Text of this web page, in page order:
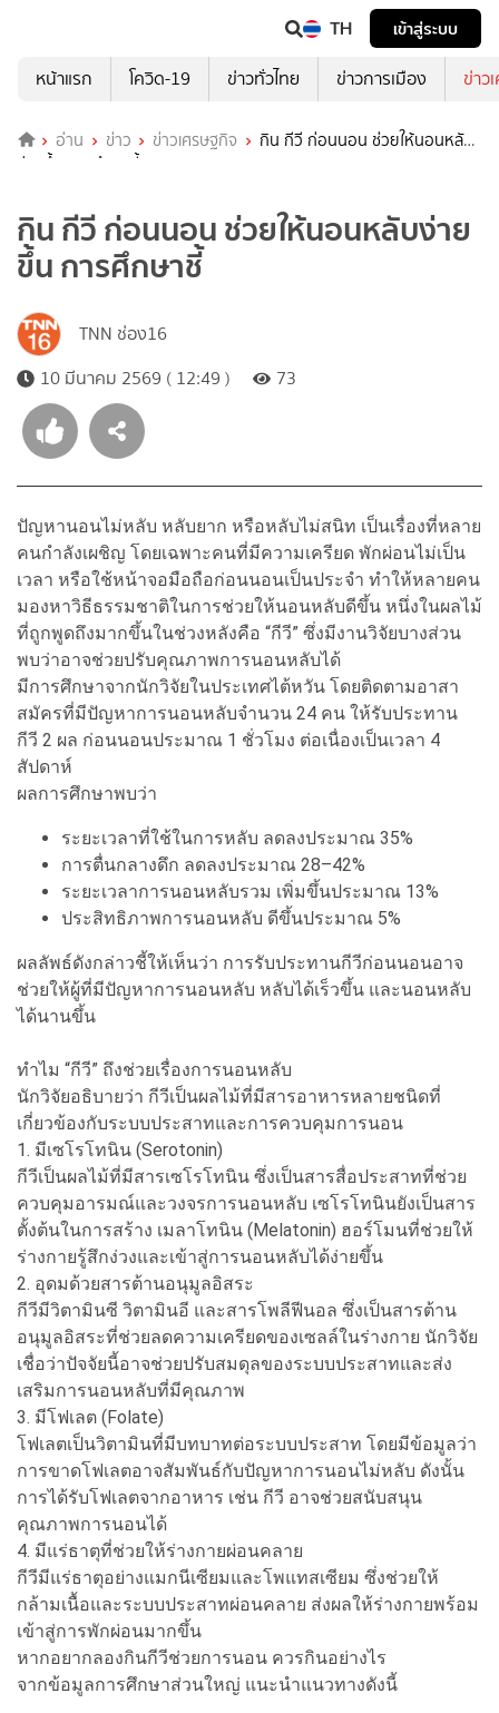
TH
เข้าสู่ระบบ
หน้าแรก
โควิด-19 ข่าวทั่วไทย ข่าวการเมือง ข่าว
อ่าน ข่าว ข่าวเศรษฐกิจ
กิน กีวี ก่อนนอน ช่วยให้นอนหลับ
ง่ายขึ้น การศึกษาชี้
กิน กีวี ก่อนนอน ช่วยให้นอนหลับง่าย
ขึ้น การศึกษาชี้
TNN ช่อง16
10 มีนาคม 2569 ( 12:49 )
73
ปัญหานอนไม่หลับ หลับยาก หรือหลับไม่สนิท เป็นเรื่องที่หลาย
คนกำลังเผชิญ โดยเฉพาะคนที่มีความเครียด พักผ่อนไม่เป็น
เวลา หรือใช้หน้าจอมือถือก่อนนอนเป็นประจำ ทำให้หลายคน
มองหาวิธีธรรมชาติในการช่วยให้นอนหลับดีขึ้น หนึ่งในผลไม้
ที่ถูกพูดถึงมากขึ้นในช่วงหลังคือ “กีวี” ซึ่งมีงานวิจัยบางส่วน
พบว่าอาจช่วยปรับคุณภาพการนอนหลับได้
มีการศึกษาจากนักวิจัยในประเทศไต้หวัน โดยติดตามอาสา
สมัครที่มีปัญหาการนอนหลับจำนวน 24 คน ให้รับประทาน
กีวี 2 ผล ก่อนนอนประมาณ 1 ชั่วโมง ต่อเนื่องเป็นเวลา 4
สัปดาห์
ผลการศึกษาพบว่า
ระยะเวลาที่ใช้ในการหลับ ลดลงประมาณ 35%
การตื่นกลางดึก ลดลงประมาณ 28–42%
ระยะเวลาการนอนหลับรวม เพิ่มขึ้นประมาณ 13%
ประสิทธิภาพการนอนหลับ ดีขึ้นประมาณ 5%
ผลลัพธ์ดังกล่าวชี้ให้เห็นว่า การรับประทานกีวีก่อนนอนอาจ
ช่วยให้ผู้ที่มีปัญหาการนอนหลับ หลับได้เร็วขึ้น และนอนหลับ
ได้นานขึ้น
ทำไม “กีวี” ถึงช่วยเรื่องการนอนหลับ
นักวิจัยอธิบายว่า กีวีเป็นผลไม้ที่มีสารอาหารหลายชนิดที่
เกี่ยวข้องกับระบบประสาทและการควบคุมการนอน
1. มีเซโรโทนิน (Serotonin)
กีวีเป็นผลไม้ที่มีสารเซโรโทนิน ซึ่งเป็นสารสื่อประสาทที่ช่วย
ควบคุมอารมณ์และวงจรการนอนหลับ เซโรโทนินยังเป็นสาร
ตั้งต้นในการสร้าง เมลาโทนิน (Melatonin) ฮอร์โมนที่ช่วยให้
ร่างกายรู้สึกง่วงและเข้าสู่การนอนหลับได้ง่ายขึ้น
2. อุดมด้วยสารต้านอนุมูลอิสระ
กีวีมีวิตามินซี วิตามินอี และสารโพลีฟีนอล ซึ่งเป็นสารต้าน
อนุมูลอิสระที่ช่วยลดความเครียดของเซลล์ในร่างกาย นักวิจัย
เชื่อว่าปัจจัยนี้อาจช่วยปรับสมดุลของระบบประสาทและส่ง
เสริมการนอนหลับที่มีคุณภาพ
3. มีโฟเลต (Folate)
โฟเลตเป็นวิตามินที่มีบทบาทต่อระบบประสาท โดยมีข้อมูลว่า
การขาดโฟเลตอาจสัมพันธ์กับปัญหาการนอนไม่หลับ ดังนั้น
การได้รับโฟเลตจากอาหาร เช่น กีวี อาจช่วยสนับสนุน
คุณภาพการนอนได้
4. มีแร่ธาตุที่ช่วยให้ร่างกายผ่อนคลาย
กีวีมีแร่ธาตุอย่างแมกนีเซียมและโพแทสเซียม ซึ่งช่วยให้
กล้ามเนื้อและระบบประสาทผ่อนคลาย ส่งผลให้ร่างกายพร้อม
เข้าสู่การพักผ่อนมากขึ้น
หากอยากลองกินกีวีช่วยการนอน ควรกินอย่างไร
จากข้อมูลการศึกษาส่วนใหญ่ แนะนำแนวทางดังนี้